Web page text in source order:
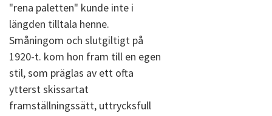
"rena paletten" kunde inte i
längden tilltala henne.
Småningom och slutgiltigt på
1920-t. kom hon fram till en egen
stil, som präglas av ett ofta
ytterst skissartat
framställningssätt, uttrycksfull